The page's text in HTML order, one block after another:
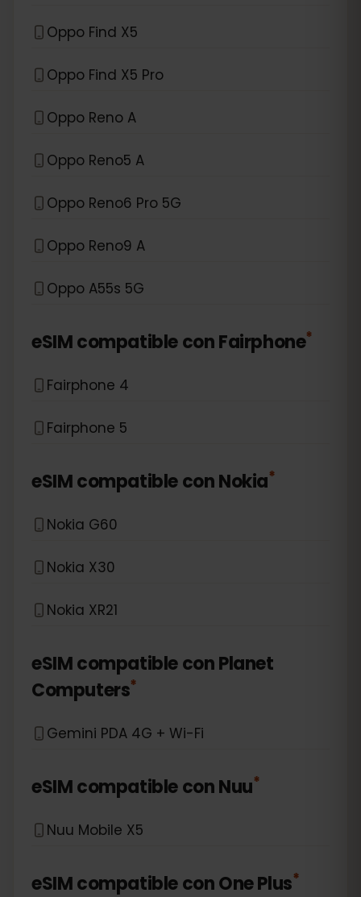
Oppo Find X5
Oppo Find X5 Pro
Oppo Reno A
Oppo Reno5 A
Oppo Reno6 Pro 5G
Oppo Reno9 A
Oppo A55s 5G
eSIM compatible conFairphone*
Fairphone 4
Fairphone 5
eSIM compatible conNokia*
Nokia G60
Nokia X30
Nokia XR21
eSIM compatible conPlanet
Computers*
Gemini PDA 4G + Wi-Fi
eSIM compatible conNuu*
Nuu Mobile X5
eSIM compatible conOne Plus*